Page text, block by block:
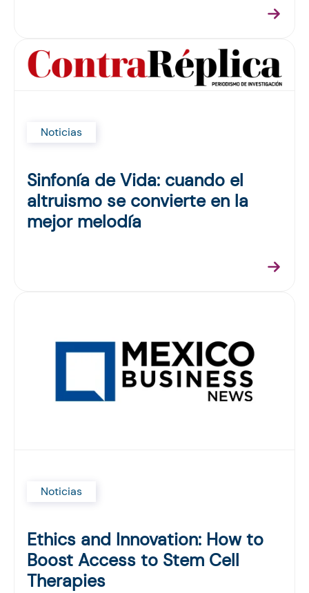
Noticias
Sinfonía de Vida: cuando el
altruismo se convierte en la
mejor melodía
Noticias
Ethics and Innovation: How to
Boost Access to Stem Cell
Therapies